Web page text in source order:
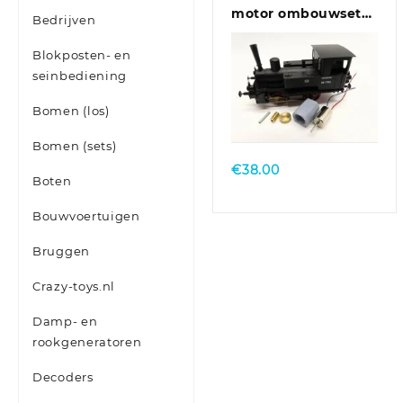
Bedrijven
Blokposten- en
seinbediening
Bomen (los)
Bomen (sets)
Boten
Bouwvoertuigen
Bruggen
Crazy-toys.nl
Damp- en
rookgeneratoren
Decoders
motor ombouwset
BR 98.75
DB/DRG/CSD/NS/SNCF,
u.a.
€38.00